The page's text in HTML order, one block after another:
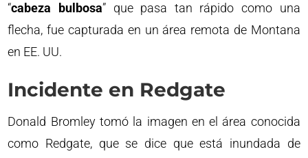
“cabeza bulbosa” que pasa tan rápido como una
flecha, fue capturada en un área remota de Montana
en EE. UU.
Incidente en Redgate
Donald Bromley tomó la imagen en el área conocida
como Redgate, que se dice que está inundada de